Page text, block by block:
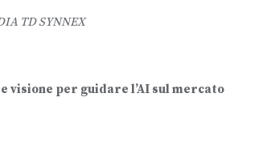
TD SYNNEX
visione per guidare l’AI sul mercato